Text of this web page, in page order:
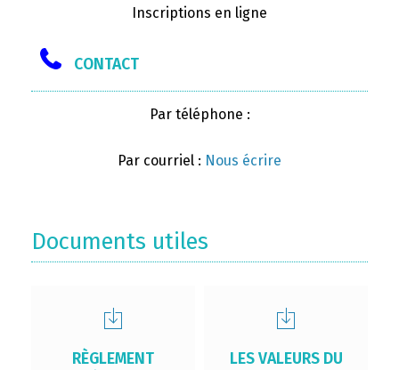
Inscriptions en ligne
CONTACT
Par téléphone :
Par courriel : Nous écrire
Documents utiles
RÈGLEMENT
LES VALEURS DU